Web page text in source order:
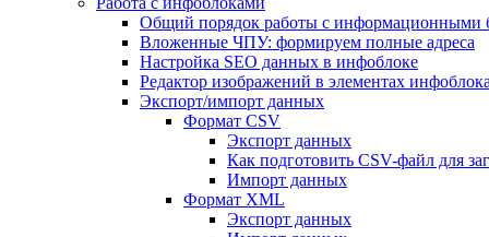
Общий порядок работы с информационными
Вложенные ЧПУ: формируем полные адреса
Настройка SEO данных в инфоблоке
Редактор изображений в элементах инфоблока
Экспорт/импорт данных
Формат CSV
Экспорт данных
Как подготовить CSV-файл для
Импорт данных
Формат XML
Экспорт данных